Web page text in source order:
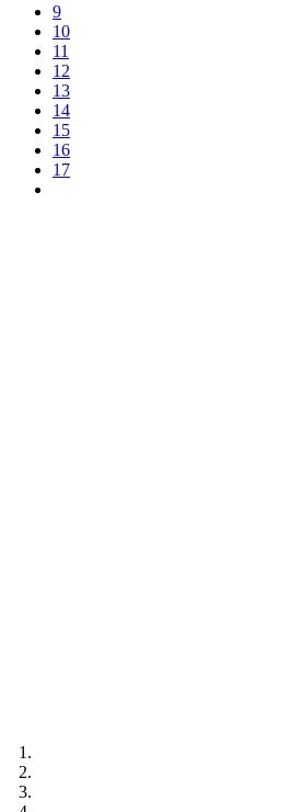
9
10
11
12
13
14
15
16
17